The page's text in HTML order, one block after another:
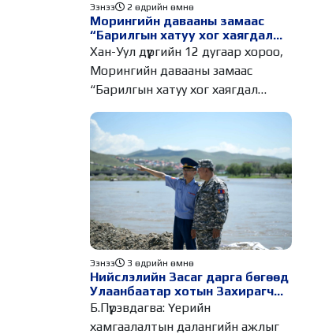
Морингийн давааны замаас
“Барилгын хатуу хог хаягдал
дахин боловсруулах үйлдвэр”
хүртэлх 1.5 км урт авто зам
ашиглалтад орлоо
Ээнээ 2 өдрийн өмнө
Хан-Уул дүүргийн 12 дугаар хороо,
Морингийн давааны замаас
“Барилгын хатуу хог хаягдал
Нийслэлийн Засаг дарга бөгөөд
Улаанбаатар хотын Захирагч
Б.Пүрэвдагва ХУД-ийн 12,13, 14-
р хорооны үер, усны эрсдэлтэй
Ээнээ 3 өдрийн өмнө
Б.Пүрэвдагва: Үерийн
хамгаалалтын далангийн ажлыг